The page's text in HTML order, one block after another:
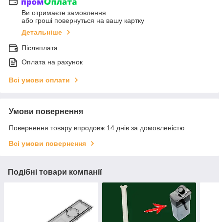
Ви отримаєте замовлення
або гроші повернуться на вашу картку
Детальніше
Післяплата
Оплата на рахунок
Всі умови оплати
Умови повернення
Повернення товару впродовж 14 днів за домовленістю
Всі умови повернення
Подібні товари компанії